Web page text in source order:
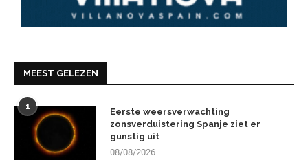
MEEST GELEZEN
1
Eerste weersverwachting
zonsverduistering Spanje ziet er
gunstig uit
08/08/2026